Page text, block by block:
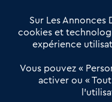
Offres Pro
Actualités
Qui sommes nous ?
Derniers articles
Réseau 3C : un
Sur Les Annonces
cookies et
expérience
Vous pouvez «
activer ou «